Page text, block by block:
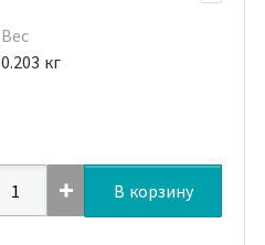
Вес
0.203 кг
В корзину